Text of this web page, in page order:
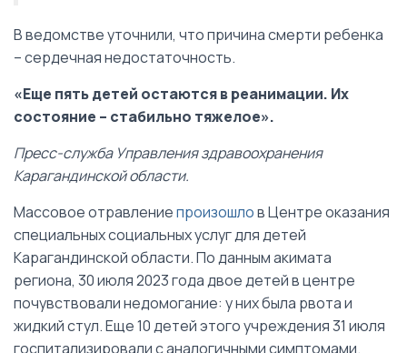
В ведомстве уточнили, что причина смерти ребенка
– сердечная недостаточность.
«Еще пять детей остаются в реанимации. Их
состояние – стабильно тяжелое».
Пресс-служба Управления здравоохранения
Карагандинской области.
Массовое отравлениепроизошлов Центре оказания
специальных социальных услуг для детей
Карагандинской области. По данным акимата
региона, 30 июля 2023 года двое детей в центре
почувствовали недомогание: у них была рвота и
жидкий стул. Еще 10 детей этого учреждения 31 июля
госпитализировали с аналогичными симптомами.